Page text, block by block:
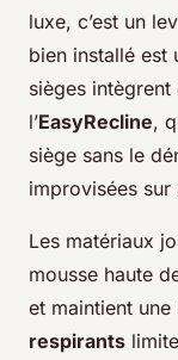
luxe, c’est un
bien installé est
sièges intègrent
l’EasyRecline,
siège sans le
improvisées sur
Les matériaux
mousse haute
et maintient
respirants